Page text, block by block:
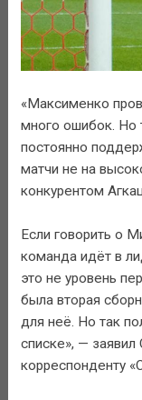
«Максименко
много ошибок. Но
постоянно
матчи не на
конкурентом
Если говорить о
команда идёт в
это не уровень
была вторая
для неё. Но так
списке», —
корреспонденту